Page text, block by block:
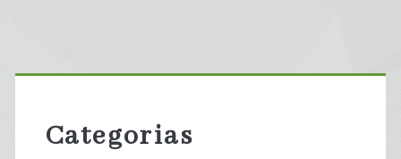
Primary
Sidebar
Categorias